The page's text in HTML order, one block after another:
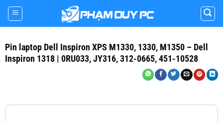
Skip
content
Pin laptop Dell Inspiron XPS M1330, 1330, M1350 – Dell
Inspiron 1318 | 0RU033, JY316, 312-0665, 451-10528